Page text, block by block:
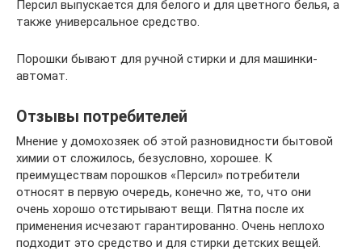
Персил выпускается для белого и для цветного белья, а
также универсальное средство.
Порошки бывают для ручной стирки и для машинки-
автомат.
Отзывы потребителей
Мнение у домохозяек об этой разновидности бытовой
химии от сложилось, безусловно, хорошее. К
преимуществам порошков «Персил» потребители
относят в первую очередь, конечно же, то, что они
очень хорошо отстирывают вещи. Пятна после их
применения исчезают гарантированно. Очень неплохо
подходит это средство и для стирки детских вещей.